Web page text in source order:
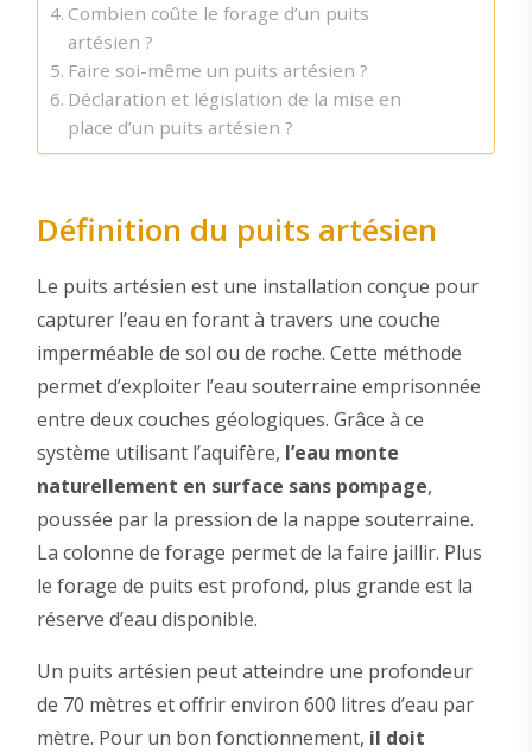
Combien coûte le forage d’un puits
artésien ?
Faire soi-même un puits artésien ?
Déclaration et législation de la mise en
place d’un puits artésien ?
Définition du puits artésien
Le puits artésien est une installation conçue pour
capturer l’eau en forant à travers une couche
imperméable de sol ou de roche. Cette méthode
permet d’exploiter l’eau souterraine emprisonnée
entre deux couches géologiques. Grâce à ce
système utilisant l’aquifère, l’eau monte
naturellement en surface sans pompage,
poussée par la pression de la nappe souterraine.
La colonne de forage permet de la faire jaillir. Plus
le forage de puits est profond, plus grande est la
réserve d’eau disponible.
Un puits artésien peut atteindre une profondeur
de 70 mètres et offrir environ 600 litres d’eau par
mètre. Pour un bon fonctionnement, il doit